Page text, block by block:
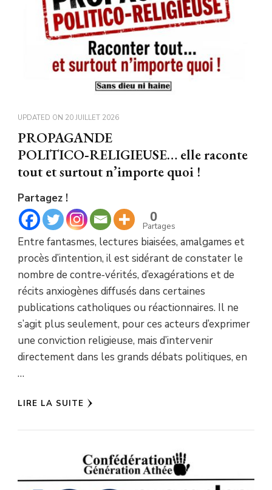
UPDATED ON 20 JUILLET 2026
PROPAGANDE
POLITICO‑RELIGIEUSE… elle raconte
tout et surtout n’importe quoi !
Partagez !
0
Partages
Entre fantasmes, lectures biaisées, amalgames et
procès d’intention, il est sidérant de constater le
nombre de contre‑vérités, d’exagérations et de
récits anxiogènes diffusés dans certaines
publications catholiques ou réactionnaires. Il ne
s’agit plus seulement, pour ces acteurs d’exprimer
une conviction religieuse, mais d’intervenir
directement dans les grands débats politiques, en
…
LIRE LA SUITE